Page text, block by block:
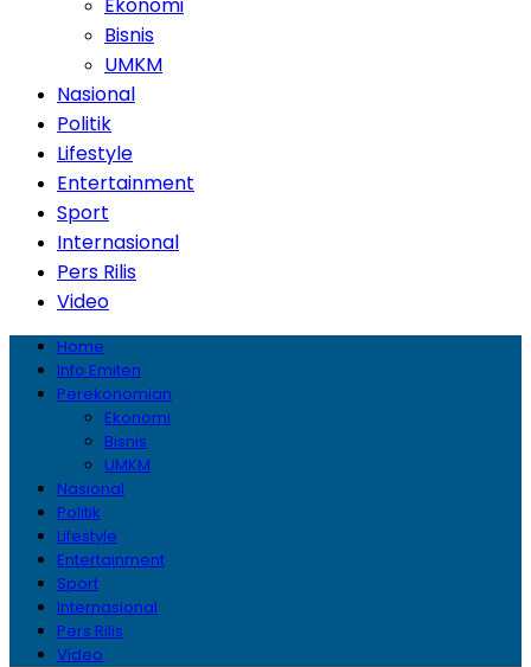
Bisnis
UMKM
Nasional
Politik
Lifestyle
Entertainment
Sport
Internasional
Pers Rilis
Video
Home
Info Emiten
Perekonomian
Ekonomi
Bisnis
UMKM
Nasional
Politik
Lifestyle
Entertainment
Sport
Internasional
Pers Rilis
Video